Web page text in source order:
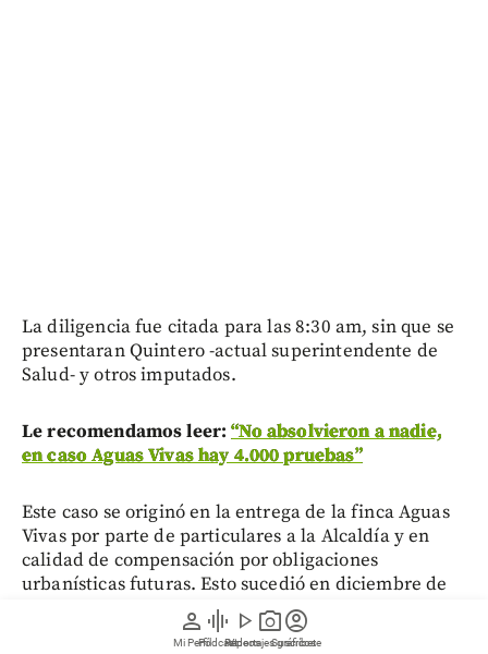
person
Mi Perfil
graphic_eq
Pódcast
play_arrow
Videos
photo_camera
Reportajes gráficos
account_circle
Suscríbete
La diligencia fue citada para las 8:30 am, sin que se
presentaran Quintero -actual superintendente de
Salud- y otros imputados.
Le recomendamos leer:“No absolvieron a nadie,
en caso Aguas Vivas hay 4.000 pruebas”
Este caso se originó en la entrega de la finca Aguas
Vivas por parte de particulares a la Alcaldía y en
calidad de compensación por obligaciones
urbanísticas futuras. Esto sucedió en diciembre de
2019; sin embargo, tan pronto se posesionó Quintero
en la alcaldía, aconteció una cadena de hechos que